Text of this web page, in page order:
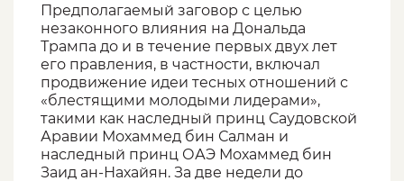
Предполагаемый заговор с целью
незаконного влияния на Дональда
Трампа до и в течение первых двух лет
его правления, в частности, включал
продвижение идеи тесных отношений с
«блестящими молодыми лидерами»,
такими как наследный принц Саудовской
Аравии Мохаммед бин Салман и
наследный принц ОАЭ Мохаммед бин
Заид ан-Нахайян. За две недели до